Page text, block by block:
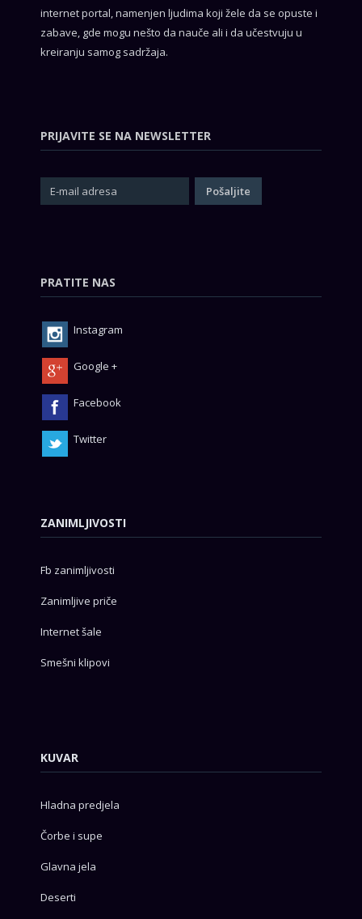
internet portal, namenjen ljudima koji žele da se opuste i
zabave, gde mogu nešto da nauče ali i da učestvuju u
kreiranju samog sadržaja.
PRIJAVITE SE NA NEWSLETTER
PRATITE NAS
Instagram
Google +
Facebook
Twitter
ZANIMLJIVOSTI
Fb zanimljivosti
Zanimljive priče
Internet šale
Smešni klipovi
KUVAR
Hladna predjela
Čorbe i supe
Glavna jela
Deserti